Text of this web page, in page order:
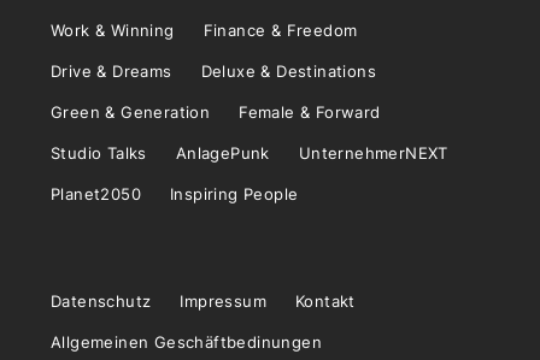
Work & Winning Finance & Freedom
Drive & Dreams Deluxe & Destinations
Green & Generation Female & Forward
Studio Talks AnlagePunk UnternehmerNEXT
Planet2050 Inspiring People
Datenschutz Impressum Kontakt
Allgemeinen Geschäftbedinungen